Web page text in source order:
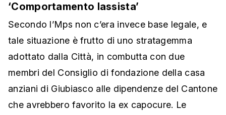
‘Comportamento lassista’
Secondo l’Mps non c’era invece base legale, e
tale situazione è frutto di uno stratagemma
adottato dalla Città, in combutta con due
membri del Consiglio di fondazione della casa
anziani di Giubiasco alle dipendenze del Cantone
che avrebbero favorito la ex capocure. Le